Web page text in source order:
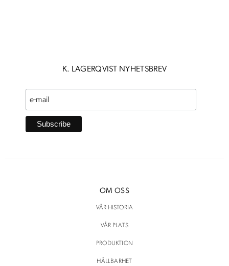
K. LAGERQVIST NYHETSBREV
OM OSS
VÅR HISTORIA
VÅR PLATS
PRODUKTION
HÅLLBARHET